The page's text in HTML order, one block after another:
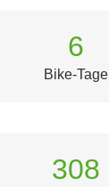
6
Bike-Tage
309